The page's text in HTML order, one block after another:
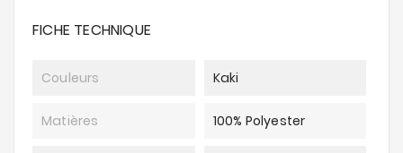
FICHE TECHNIQUE
Couleurs Kaki
Matières 100% Polyester